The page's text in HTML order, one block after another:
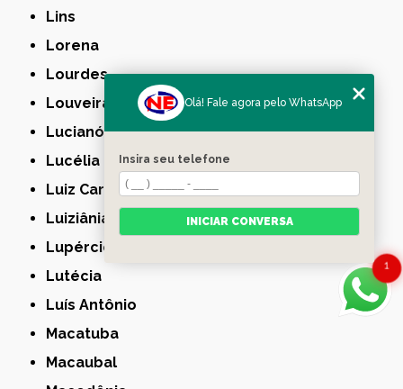
Lins
Lorena
Lourdes
Louveira
Lucianópolis
Lucélia
Luiz Carlos
Luiziânia
Lupércio
Lutécia
Luís Antônio
Macatuba
Macaubal
1
Olá! Fale agora pelo WhatsApp
Insira seu telefone
INICIAR CONVERSA